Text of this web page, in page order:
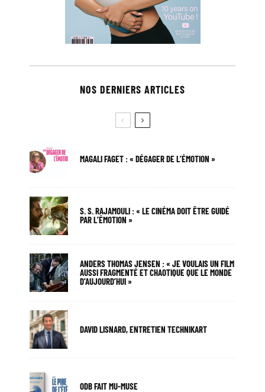
NOS DERNIERS ARTICLES
MAGALI FAGET : « DÉGAGER DE L’ÉMOTION »
S. S. RAJAMOULI : « LE CINÉMA DOIT ÊTRE GUIDÉ
PAR L’ÉMOTION »
ANDERS THOMAS JENSEN : « JE VOULAIS UN FILM
AUSSI FRAGMENTÉ ET CHAOTIQUE QUE LE MONDE
D’AUJOURD’HUI »
DAVID LISNARD, ENTRETIEN TECHNIKART
ODB FAIT MU-MUSE